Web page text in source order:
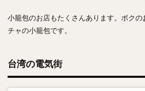
小籠包のお店もたくさんあります。ボク
チャの小籠包です。
台湾の電気街